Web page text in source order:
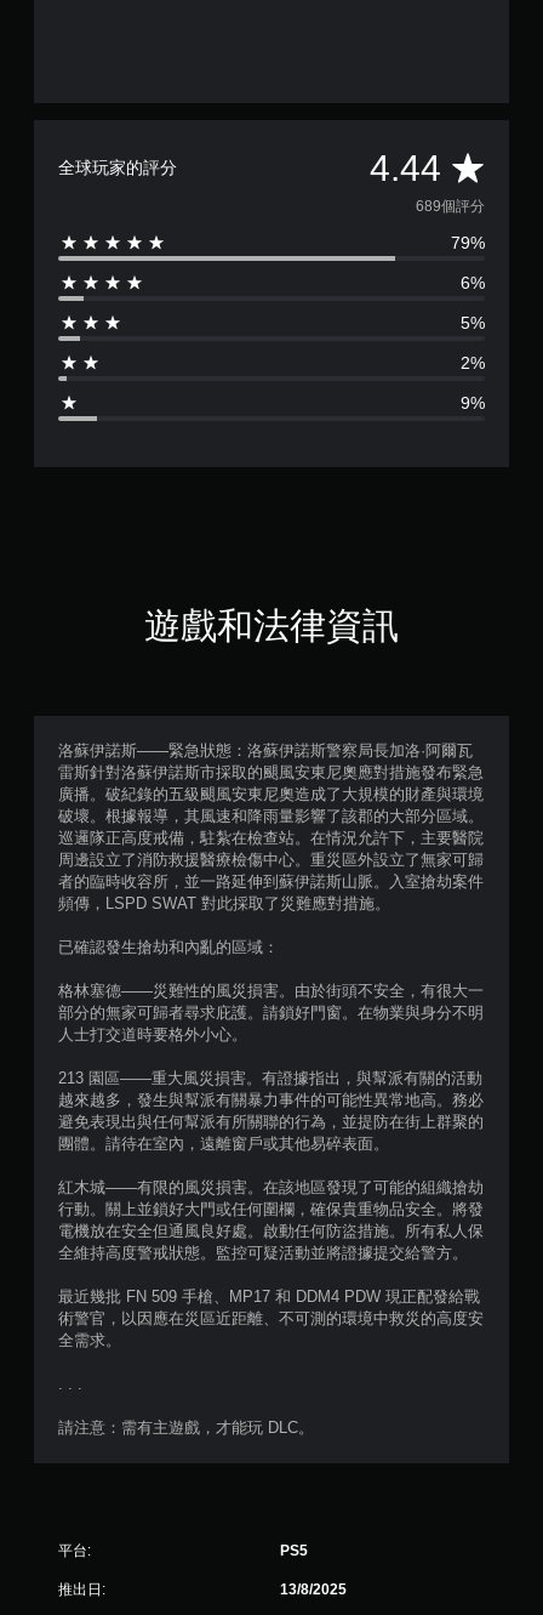
全球玩家的評分 4.44 平
均
評
分
4
4
分
5
顆
星
，
共
6
8
則
評
分
689個評分
79%
6%
5%
2%
9%
遊戲和法律資訊
洛蘇伊諾斯——緊急狀態：洛蘇伊諾斯警察局長加洛·阿爾瓦
雷斯針對洛蘇伊諾斯市採取的颶風安東尼奧應對措施發布緊急
廣播。破紀錄的五級颶風安東尼奧造成了大規模的財產與環境
破壞。根據報導，其風速和降雨量影響了該郡的大部分區域。
巡邏隊正高度戒備，駐紮在檢查站。在情況允許下，主要醫院
周邊設立了消防救援醫療檢傷中心。重災區外設立了無家可歸
者的臨時收容所，並一路延伸到蘇伊諾斯山脈。入室搶劫案件
頻傳，LSPD SWAT 對此採取了災難應對措施。
已確認發生搶劫和內亂的區域：
格林塞德——災難性的風災損害。由於街頭不安全，有很大一
部分的無家可歸者尋求庇護。請鎖好門窗。在物業與身分不明
人士打交道時要格外小心。
213 園區——重大風災損害。有證據指出，與幫派有關的活動
越來越多，發生與幫派有關暴力事件的可能性異常地高。務必
避免表現出與任何幫派有所關聯的行為，並提防在街上群聚的
團體。請待在室內，遠離窗戶或其他易碎表面。
紅木城——有限的風災損害。在該地區發現了可能的組織搶劫
行動。關上並鎖好大門或任何圍欄，確保貴重物品安全。將發
電機放在安全但通風良好處。啟動任何防盜措施。所有私人保
全維持高度警戒狀態。監控可疑活動並將證據提交給警方。
最近幾批 FN 509 手槍、MP17 和 DDM4 PDW 現正配發給戰
術警官，以因應在災區近距離、不可測的環境中救災的高度安
全需求。
請注意：需有主遊戲，才能玩 DLC。
平台: PS5
推出日: 13/8/2025